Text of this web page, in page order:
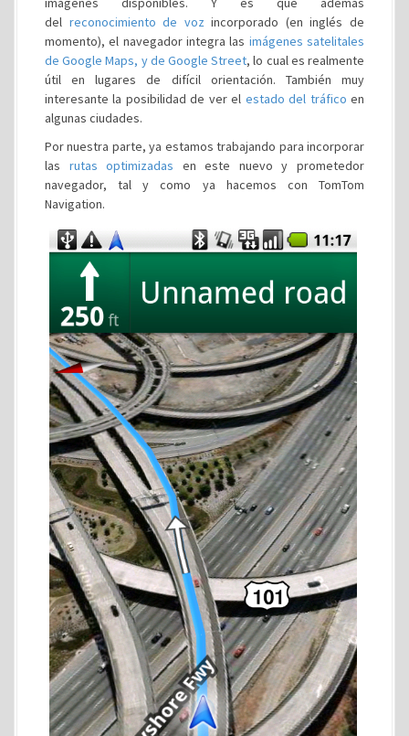
del reconocimiento de voz incorporado (en inglés de
momento), el navegador integra las imágenes satelitales
de Google Maps, y de Google Street, lo cual es realmente
útil en lugares de difícil orientación. También muy
interesante la posibilidad de ver el estado del tráfico en
algunas ciudades.
Por nuestra parte, ya estamos trabajando para incorporar
las rutas optimizadas en este nuevo y prometedor
navegador, tal y como ya hacemos con TomTom
Navigation.